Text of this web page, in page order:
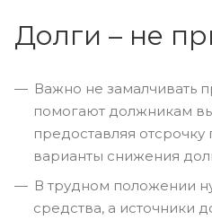
Долги – не
Важно не замалчивать
помогают должникам
предоставляя
варианты снижения
В трудном положении
средства, а источники